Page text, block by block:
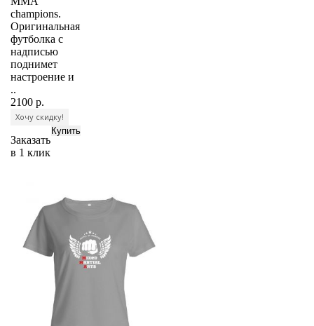
champions.
Оригинальная
футболка с
надписью
поднимет
настроение и
..
2100 р.
Хочу скидку!
Заказать
в 1 клик